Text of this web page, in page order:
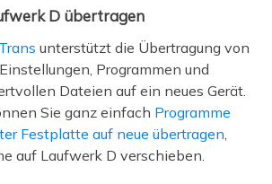
D übertragen
unterstützt die Übertragung von
Programmen und
Dateien auf ein neues Gerät.
Sie ganz einfach Programme
Festplatte auf neue übertragen
auf Laufwerk D verschieben.